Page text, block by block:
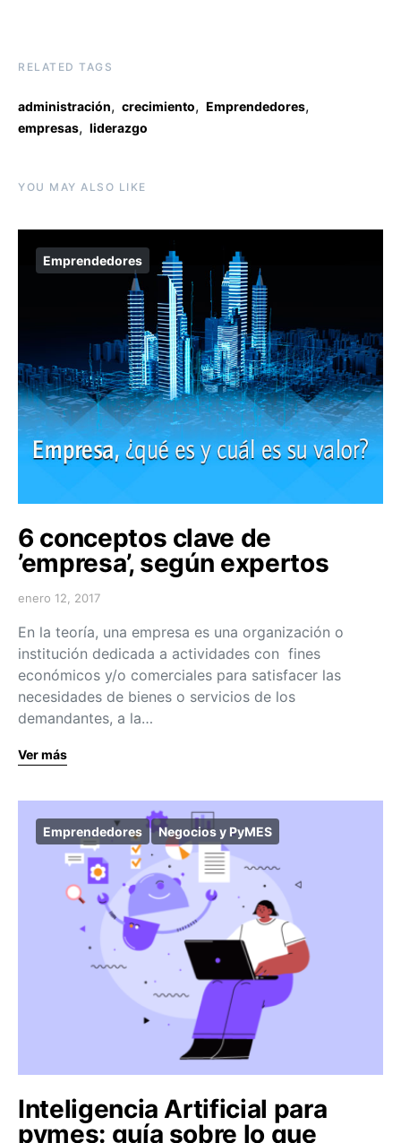
RELATED TAGS
administración, crecimiento, Emprendedores,
empresas, liderazgo
YOU MAY ALSO LIKE
Emprendedores
6 conceptos clave de
’empresa’, según expertos
enero 12, 2017
En la teoría, una empresa es una organización o
institución dedicada a actividades con fines
económicos y/o comerciales para satisfacer las
necesidades de bienes o servicios de los
demandantes, a la…
Ver más
Emprendedores Negocios y PyMES
Inteligencia Artificial para
pymes: guía sobre lo que